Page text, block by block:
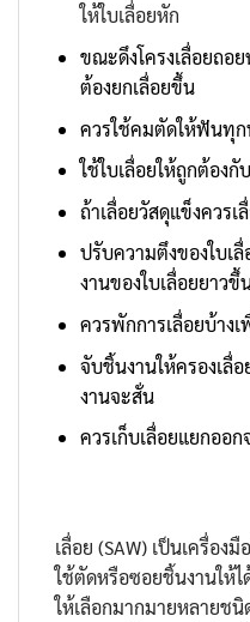
ให้ใบเลื่อยหัก
ขณะดึงโครงเลื่อยถอ
ต้องยกเลื่อยขึ้น
ควรใช้คมตัดให้ฟันทุก
ใช้ใบเลื่อยให้ถูกต้อง
ถ้าเลื่อยวัสดุแข็งควรเ
ปรับความตึงของใบเ
งานของใบเลื่อยยาวขึ้
ควรพักการเลื่อยบ้าง
จับชิ้นงานให้ครองเลื่
งานจะสั่น
ควรเก็บเลื่อยแยกออ
เลื่อย (SAW) เป็นเครื่อ
ใช้ตัดหรือซอยชิ้นงานให้
ให้เลือกมากมายหลายชนิ